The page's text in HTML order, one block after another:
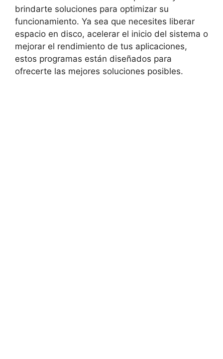
brindarte soluciones para optimizar su
funcionamiento. Ya sea que necesites liberar
espacio en disco, ⁣acelerar el inicio del ⁢sistema o
mejorar‌ el rendimiento de tus aplicaciones,
estos programas⁢ están ⁢diseñados para
ofrecerte las ​mejores soluciones posibles.